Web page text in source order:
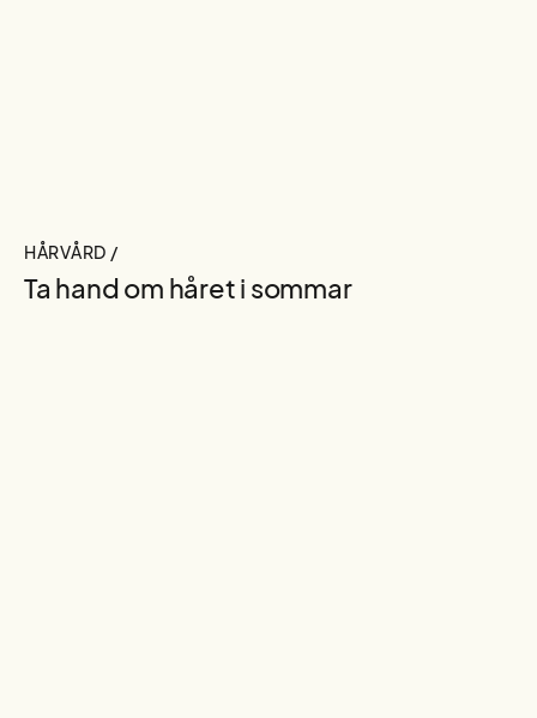
HÅRVÅRD /
Ta hand om håret i sommar